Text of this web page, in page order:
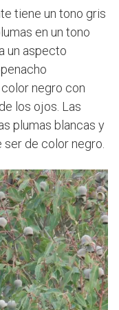
tiene un tono gris
en un tono
un aspecto
negro con
los ojos. Las
plumas blancas y
ser de color negro.